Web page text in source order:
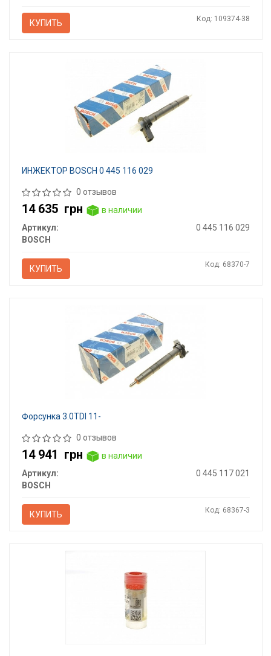
КУПИТЬ Код: 109374-38
ИНЖЕКТОР BOSCH 0 445 116 029
0 отзывов
14 635 грн
в наличии
Артикул:
0 445 116 029
BOSCH
КУПИТЬ Код: 68370-7
Форсунка 3.0TDI 11-
0 отзывов
14 941 грн
в наличии
Артикул:
0 445 117 021
BOSCH
КУПИТЬ Код: 68367-3